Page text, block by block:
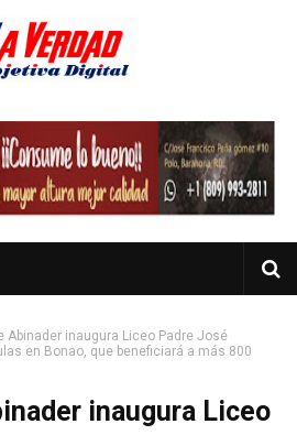
Abinader inaugura Liceo Padre José
en Bonao, que beneficiará a más 800
inaugura Liceo